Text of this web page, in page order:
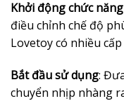
Khởi động chức
điều chỉnh chế độ
Lovetoy có nhiều
Bắt đầu sử dụng:
chuyển nhịp nhàng